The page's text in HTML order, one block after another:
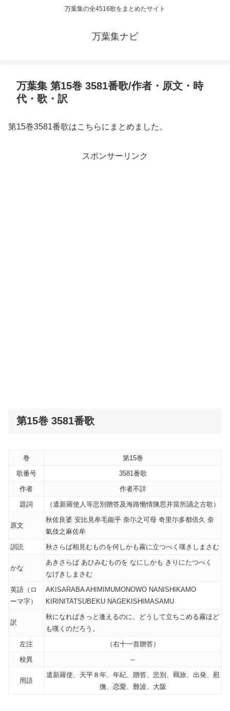
万葉集の全4516歌をまとめたサイト
万葉集ナビ
万葉集 第15巻 3581番歌/作者・原文・時
代・歌・訳
第15巻3581番歌はこちらにまとめました。
スポンサーリンク
第15巻 3581番歌
巻
第15巻
歌番号
3581番歌
作者
作者不詳
題詞
（遣新羅使人等悲別贈答及海路慟情陳思并當所誦之古歌）
原文
秋佐良婆 安比見牟毛能乎 奈尓之可母 奇里尓多都倍久 奈
氣伎之麻佐牟
訓読
秋さらば相見むものを何しかも霧に立つべく嘆きしまさむ
かな
あきさらば あひみむものを なにしかも きりにたつべく
なげきしまさむ
英語（ロ
ーマ字）
AKISARABA AHIMIMUMONOWO NANISHIKAMO
KIRINITATSUBEKU NAGEKISHIMASAMU
訳
秋になればきっと逢えるのに、どうして立ちこめる霧ほど
も嘆くのだろう。
左注
（右十一首贈答）
校異
–
用語
遣新羅使、天平８年、年紀、贈答、悲別、羈旅、出発、慰
撫、恋愛、難波、大阪